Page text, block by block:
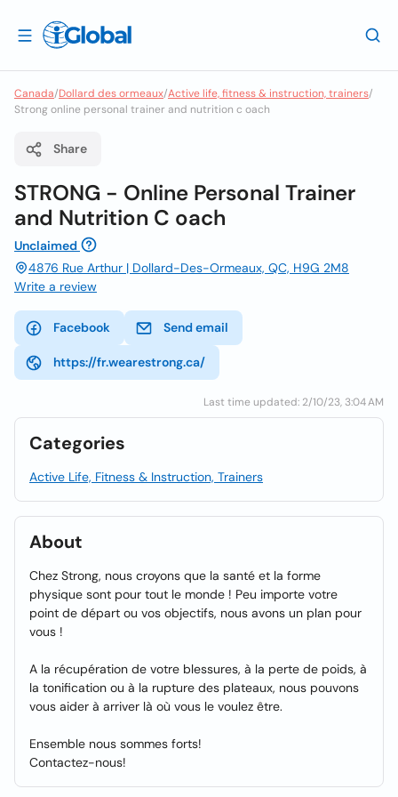
Canada/Dollard des ormeaux/Active life, fitness & instruction, trainers/
Strong online personal trainer and nutrition c oach
Share
STRONG - Online Personal Trainer
and Nutrition C oach
Unclaimed
4876 Rue Arthur | Dollard-Des-Ormeaux, QC, H9G 2M8
Write a review
Facebook Send email
https://fr.wearestrong.ca/
Last time updated: 2/10/23, 3:04 AM
Categories
Active Life, Fitness & Instruction, Trainers
About
Chez Strong, nous croyons que la santé et la forme
physique sont pour tout le monde ! Peu importe votre
point de départ ou vos objectifs, nous avons un plan pour
vous !
A la récupération de votre blessures, à la perte de poids, à
la tonification ou à la rupture des plateaux, nous pouvons
vous aider à arriver là où vous le voulez être.
Ensemble nous sommes forts!
Contactez-nous!